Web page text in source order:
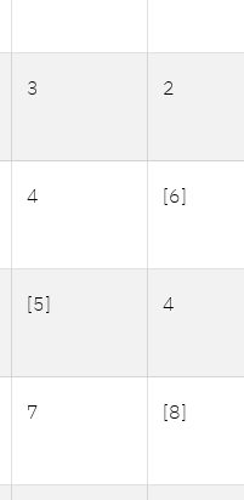
3 2
4 [6]
[5] 4
7 [8]